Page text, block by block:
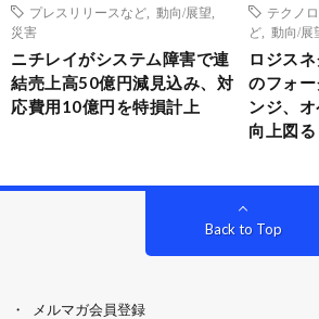
プレスリリースなど
動向/展望
災害
ニチレイがシステム障害で連
結売上高50億円減見込み、対
応費用10億円を特損計上
テクノ
ど
動向/展
ロジス
のフォ
ンジ、
向上図る
Back to Top
メルマガ会員登録